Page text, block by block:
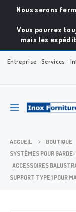
Nous serons
Vous pourrez
mais les
Entreprise Services
ACCUEIL
BOUTIQUE
SYSTÈMES POUR
ACCESSOIRES
SUPPORT TYPE 1 POUR